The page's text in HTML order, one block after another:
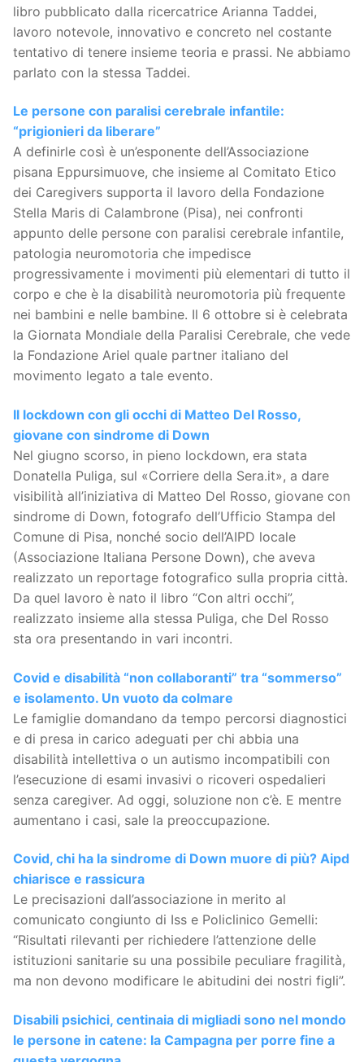
libro pubblicato dalla ricercatrice Arianna Taddei,
lavoro notevole, innovativo e concreto nel costante
tentativo di tenere insieme teoria e prassi. Ne abbiamo
parlato con la stessa Taddei.
Le persone con paralisi cerebrale infantile:
“prigionieri da liberare”
A definirle così è un’esponente dell’Associazione
pisana Eppursimuove, che insieme al Comitato Etico
dei Caregivers supporta il lavoro della Fondazione
Stella Maris di Calambrone (Pisa), nei confronti
appunto delle persone con paralisi cerebrale infantile,
patologia neuromotoria che impedisce
progressivamente i movimenti più elementari di tutto il
corpo e che è la disabilità neuromotoria più frequente
nei bambini e nelle bambine. Il 6 ottobre si è celebrata
la Giornata Mondiale della Paralisi Cerebrale, che vede
la Fondazione Ariel quale partner italiano del
movimento legato a tale evento.
Il lockdown con gli occhi di Matteo Del Rosso,
giovane con sindrome di Down
Nel giugno scorso, in pieno lockdown, era stata
Donatella Puliga, sul «Corriere della Sera.it», a dare
visibilità all’iniziativa di Matteo Del Rosso, giovane con
sindrome di Down, fotografo dell’Ufficio Stampa del
Comune di Pisa, nonché socio dell’AIPD locale
(Associazione Italiana Persone Down), che aveva
realizzato un reportage fotografico sulla propria città.
Da quel lavoro è nato il libro “Con altri occhi”,
realizzato insieme alla stessa Puliga, che Del Rosso
sta ora presentando in vari incontri.
Covid e disabilità “non collaboranti” tra “sommerso”
e isolamento. Un vuoto da colmare
Le famiglie domandano da tempo percorsi diagnostici
e di presa in carico adeguati per chi abbia una
disabilità intellettiva o un autismo incompatibili con
l’esecuzione di esami invasivi o ricoveri ospedalieri
senza caregiver. Ad oggi, soluzione non c’è. E mentre
aumentano i casi, sale la preoccupazione.
Covid, chi ha la sindrome di Down muore di più? Aipd
chiarisce e rassicura
Le precisazioni dall’associazione in merito al
comunicato congiunto di Iss e Policlinico Gemelli:
“Risultati rilevanti per richiedere l’attenzione delle
istituzioni sanitarie su una possibile peculiare fragilità,
ma non devono modificare le abitudini dei nostri figli”.
Disabili psichici, centinaia di migliadi sono nel mondo
le persone in catene: la Campagna per porre fine a